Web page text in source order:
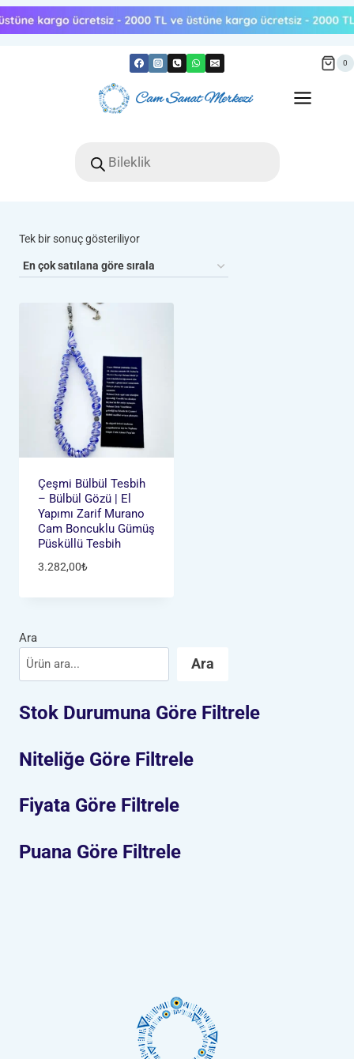
Skip
to
0
search
Tek bir sonuç gösteriliyor
Çeşmi Bülbül Tesbih
– Bülbül Gözü | El
Yapımı Zarif Murano
Cam Boncuklu Gümüş
Püsküllü Tesbih
3.282,00₺
Ara
Ara
Stok Durumuna Göre Filtrele
Niteliğe Göre Filtrele
Fiyata Göre Filtrele
Puana Göre Filtrele